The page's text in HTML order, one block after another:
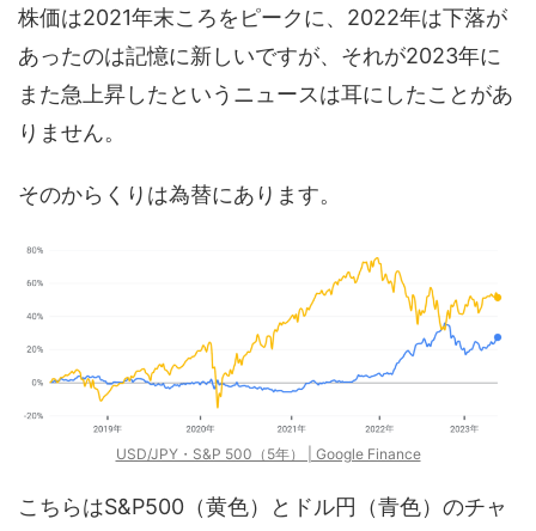
株価は2021年末ころをピークに、2022年は下落が
あったのは記憶に新しいですが、それが2023年に
また急上昇したというニュースは耳にしたことがあ
りません。
そのからくりは為替にあります。
USD/JPY・S&P 500（5年） | Google Finance
こちらはS&P500（黄色）とドル円（青色）のチャ